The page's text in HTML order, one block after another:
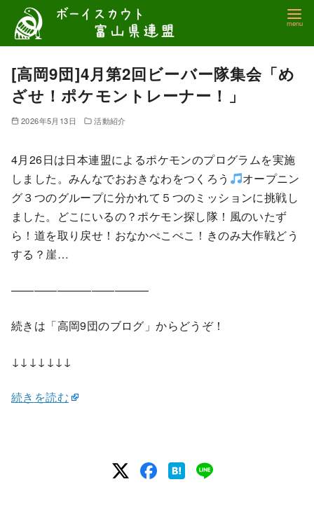
テ
[高岡9団]4月第2回ビーバー隊集会「め
ざせ！ポケモントレーナー！」
2026年5月13日 活動紹介
4月26日は日本連盟によるポケモンのプログラムを実施
しました。みんなでおおきなわをつくろう
オープニン
グ３つのグループに分かれて５つのミッションに挑戦し
ました。どこにいるの？ポケモン探し隊！風のいたず
ら！道を取り戻せ！おなかぺこぺこ！きのみ大作戦どう
する？崖…
————————————
続きは「高岡9団のブログ」からどうぞ！
↓↓↓↓↓↓↓
続きを読む